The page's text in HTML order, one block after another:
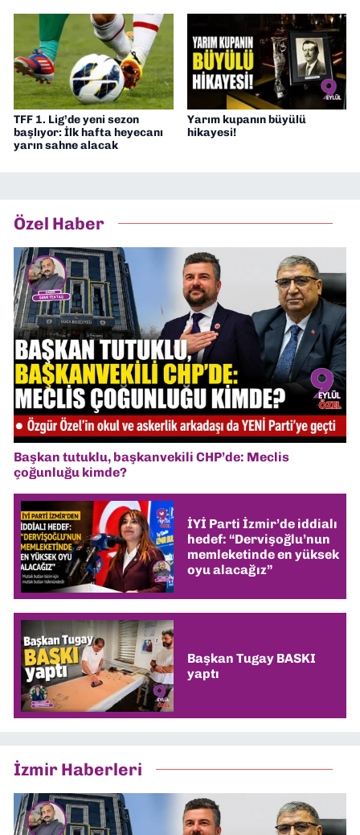
TFF 1. Lig’de yeni sezon
başlıyor: İlk hafta heyecanı
yarın sahne alacak
Yarım kupanın büyülü
hikayesi!
Özel Haber
Başkan tutuklu, başkanvekili CHP’de: Meclis
çoğunluğu kimde?
İYİ Parti İzmir’de iddialı
hedef: “Dervişoğlu’nun
memleketinde en yüksek
oyu alacağız”
Başkan Tugay BASKI
yaptı
İzmir Haberleri